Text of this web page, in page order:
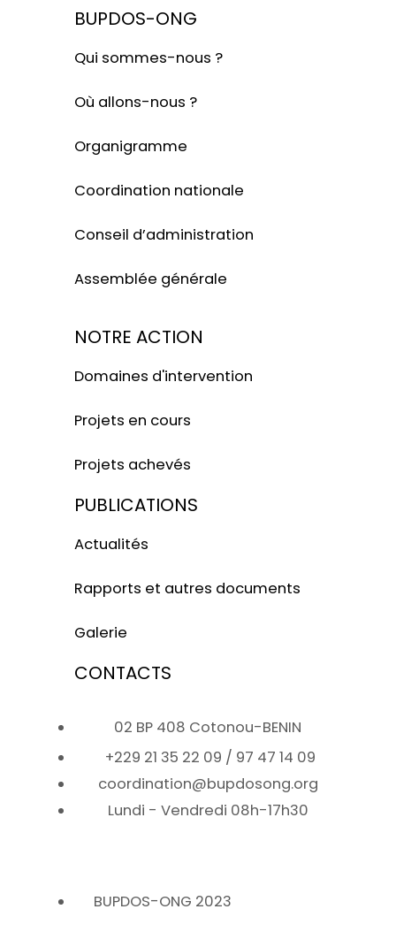
BUPDOS-ONG
Qui sommes-nous ?
Où allons-nous ?
Organigramme
Coordination nationale
Conseil d’administration
Assemblée générale
NOTRE ACTION
Domaines d'intervention
Projets en cours
Projets achevés
PUBLICATIONS
Actualités
Rapports et autres documents
Galerie
CONTACTS
02 BP 408 Cotonou-BENIN
+229 21 35 22 09 / 97 47 14 09
coordination@bupdosong.org
Lundi - Vendredi 08h-17h30
BUPDOS-ONG 2023